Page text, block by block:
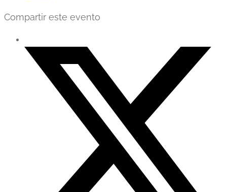
Compartir este evento